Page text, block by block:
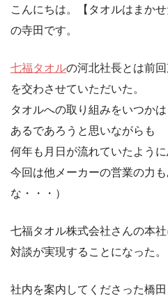
こんにちは。【タオルはまか
の寺田です。
七福タオルの河北社長とは前
を交わさせていただいた。
タオルへの取り組みをいつか
あるであろうと思いながらも
何年も月日が流れていたように
今回は他メーカーの営業の力
な・・・）
七福タオル株式会社さんの本
対談が実現することになった。
社内を案内してくださった橋